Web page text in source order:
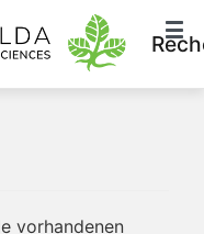
vorhandenen